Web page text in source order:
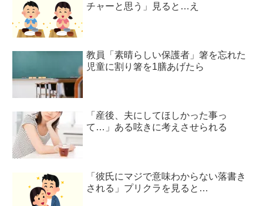
チャーと思う」見ると…え
教員「素晴らしい保護者」箸を忘れた
児童に割り箸を1膳あげたら
「産後、夫にしてほしかった事っ
て…」ある呟きに考えさせられる
「彼氏にマジで意味わからない落書き
される」プリクラを見ると…